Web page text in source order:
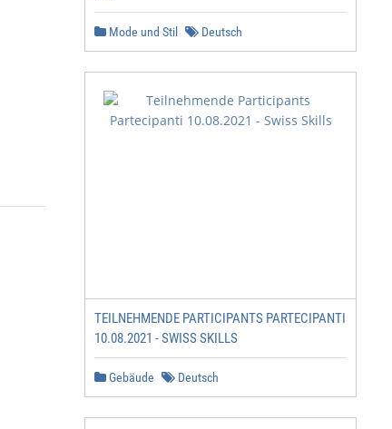
Mode und Stil Deutsch
TEILNEHMENDE PARTICIPANTS PARTECIPANTI
10.08.2021 - SWISS SKILLS
Gebäude Deutsch